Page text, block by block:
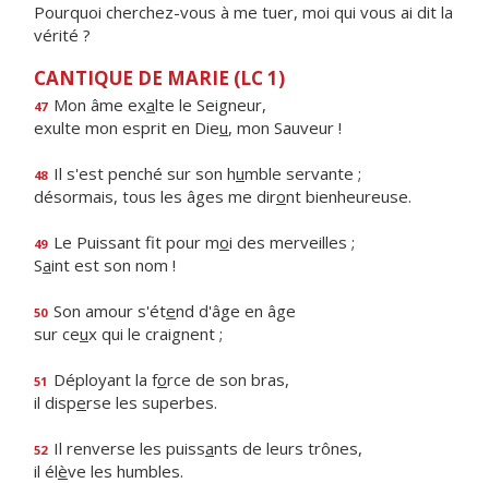
Pourquoi cherchez-vous à me tuer, moi qui vous ai dit la
vérité ?
CANTIQUE DE MARIE (LC 1)
47 Mon âme exalte le Seigneur,
exulte mon esprit en Dieu, mon Sauveur !
48 Il s'est penché sur son humble servante ;
désormais, tous les âges me diront bienheureuse.
49 Le Puissant fit pour moi des merveilles ;
Saint est son nom !
50 Son amour s'étend d'âge en âge
sur ceux qui le craignent ;
51 Déployant la force de son bras,
il disperse les superbes.
52 Il renverse les puissants de leurs trônes,
il élève les humbles.